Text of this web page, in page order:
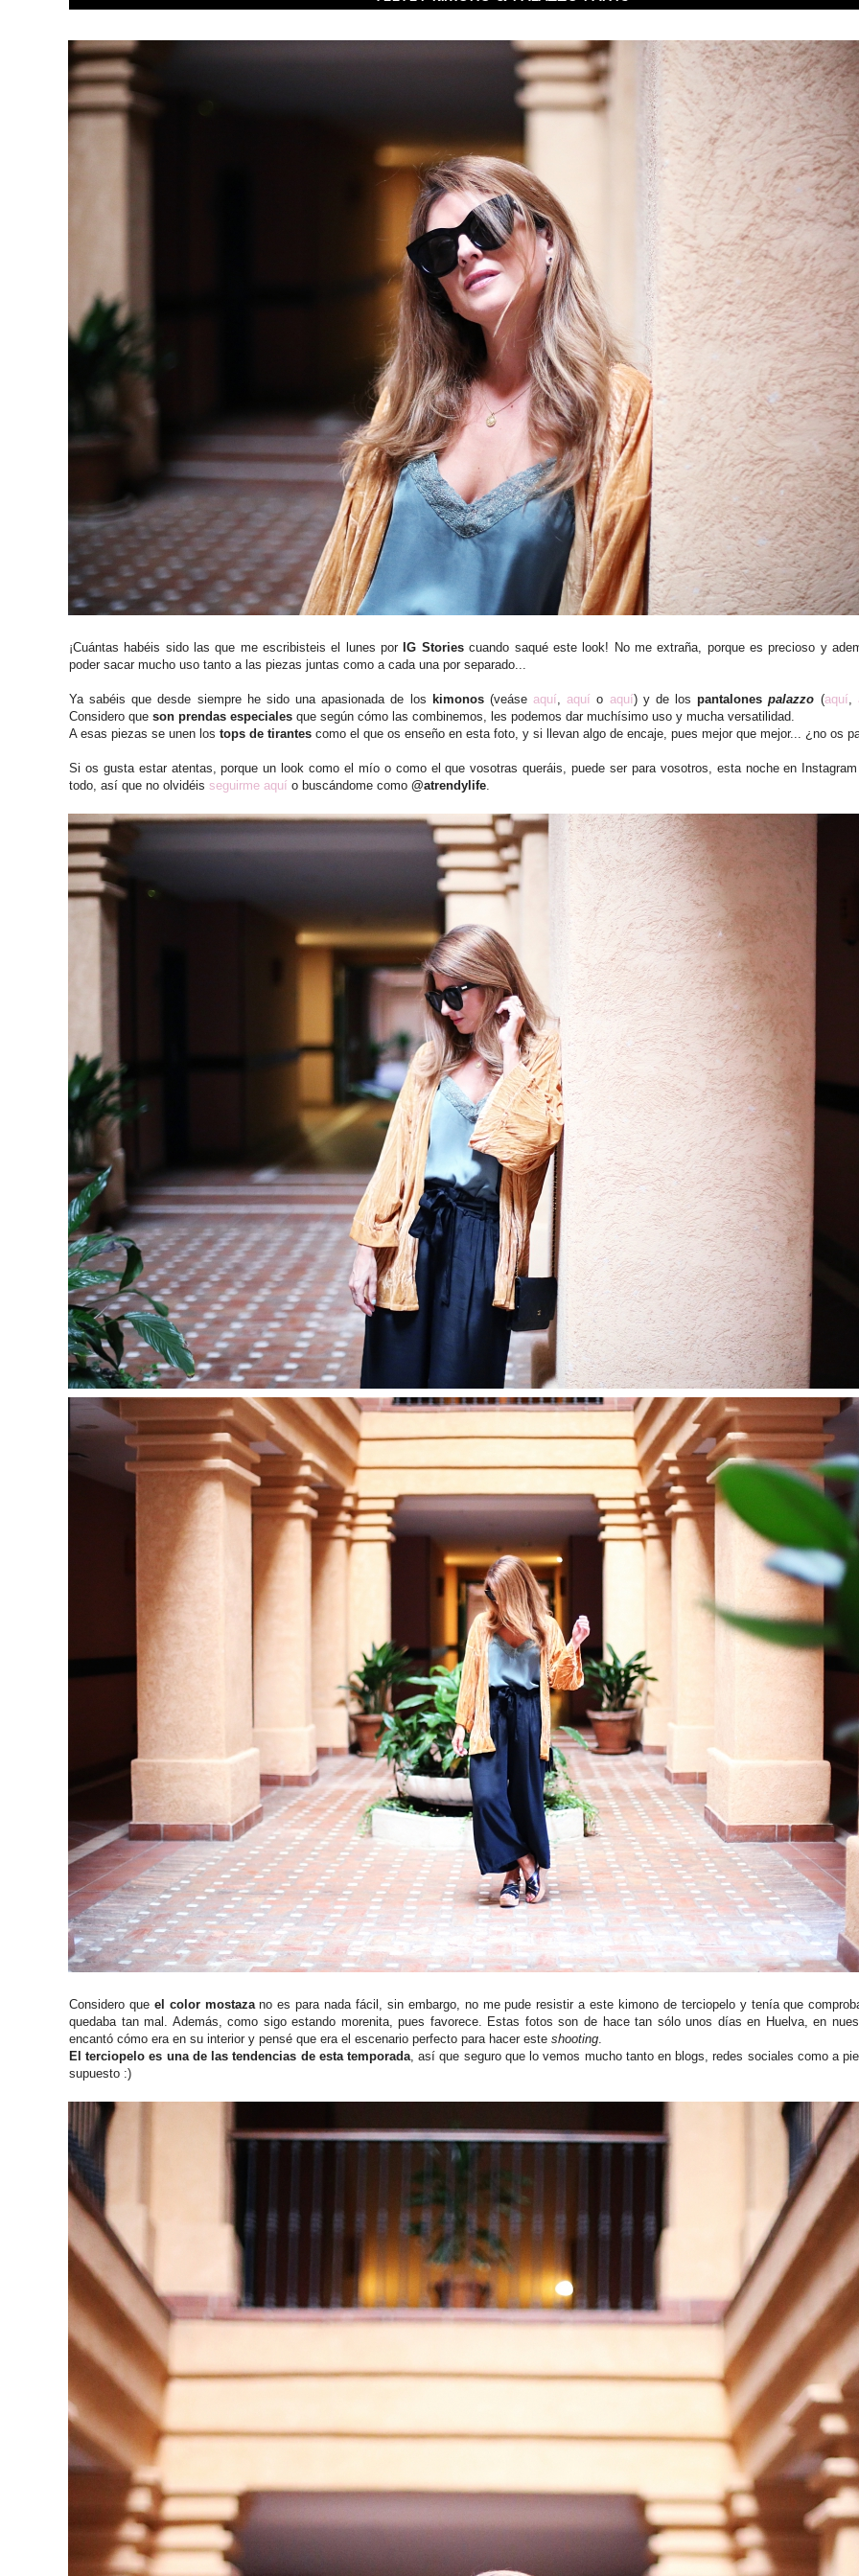
¡Cuántas habéis sido las que me escribisteis el lunes por IG Storiescuando saqué este look! No me extraña, porque es precioso y
poder sacar mucho uso tanto a las piezas juntas como a cada una por separado...
Ya sabéis que desde siempre he sido una apasionada de los kimonos(veáseaquí,aquí o aquí) y de lospantalonespalazzo (aquí,
Considero que son prendas especiales que según cómo las combinemos, les podemos dar muchísimo uso y mucha versatilidad.
A esas piezas se unen los tops de tirantes como el que os enseño en esta foto, y si llevan algo de encaje, pues mejor que mejor... ¿no os
Si os gusta estar atentas, porque un look como el mío o como el que vosotras queráis, puede ser para vosotros, esta noche en
todo, así que no olvidéis seguirme aquí o buscándome como @atrendylife.
Considero que el color mostazano es para nada fácil, sin embargo, no me pude resistir a este kimono de terciopelo y tenía que
quedaba tan mal. Además, como sigo estando morenita, pues favorece. Estas fotos son de hace tan sólo unos días en Huelva, en
encantó cómo era en su interior y pensé que era el escenario perfecto para hacer este shooting.
El terciopelo es una de las tendencias de esta temporada, así que seguro que lo vemos mucho tanto en blogs, redes sociales como a
supuesto :)